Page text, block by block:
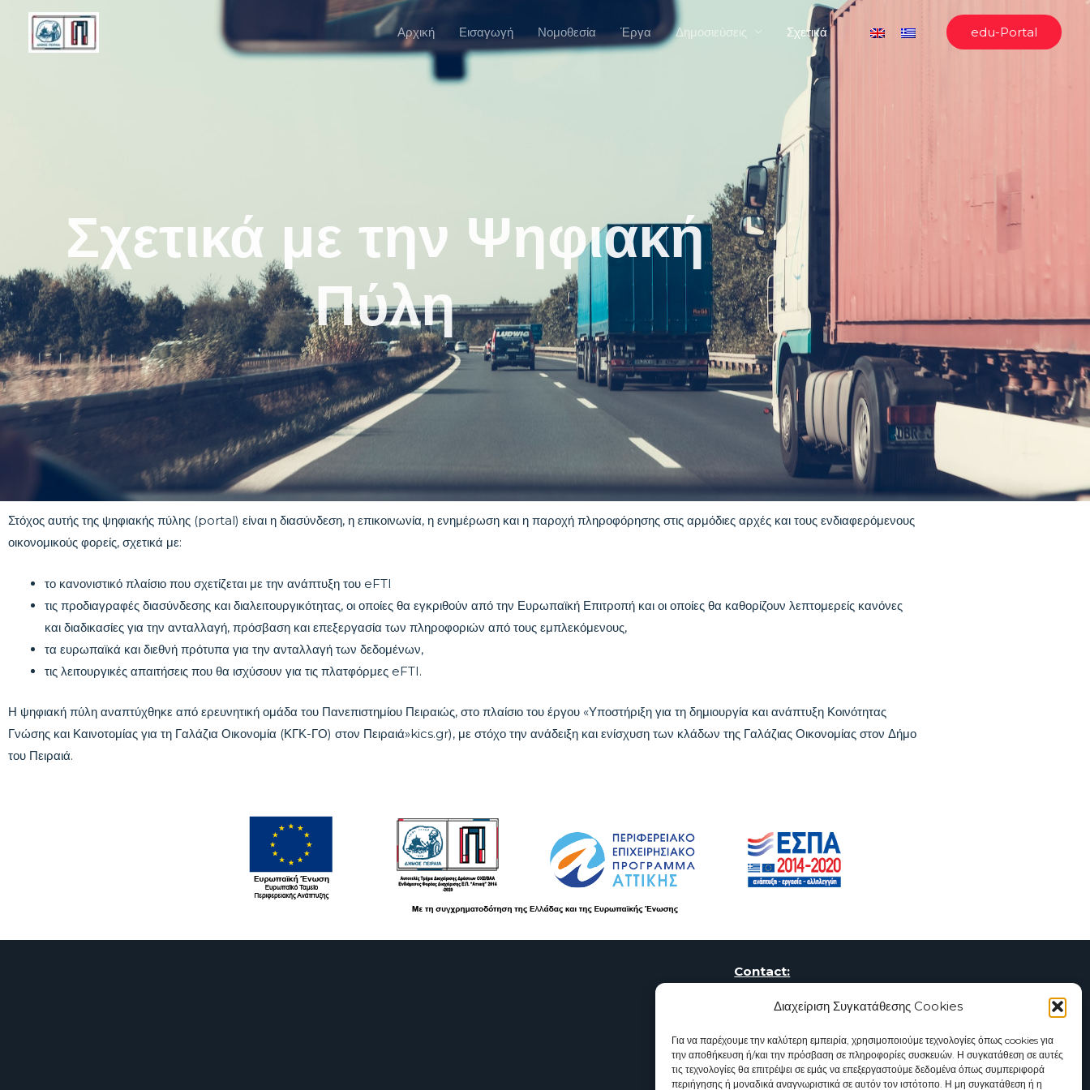
Διαχείριση Συγκατάθεσης Cookies
Για να παρέχουμε την καλύτερη εμπειρία, χρησιμοποιούμε τεχνολογίες όπως cookies για
την αποθήκευση ή/και την πρόσβαση σε πληροφορίες συσκευών. Η συγκατάθεση σε αυτές
τις τεχνολογίες θα επιτρέψει σε εμάς να επεξεργαστούμε δεδομένα όπως συμπεριφορά
περιήγησης ή μοναδικά αναγνωριστικά σε αυτόν τον ιστότοπο. Η μη συγκατάθεση ή η
Αρχική Εισαγωγή Νομοθεσία Έργα Δημοσιεύσεις Σχετικά edu-Portal
Σχετικά με την Ψηφιακή
Πύλη
Στόχος αυτής της ψηφιακής πύλης (portal) είναι η διασύνδεση, η επικοινωνία, η ενημέρωση και η παροχή πληροφόρησης στις αρμόδιες αρχές και τους ενδιαφερόμενους
οικονομικούς φορείς, σχετικά με:
το κανονιστικό πλαίσιο που σχετίζεται με την ανάπτυξη του eFTI
τις προδιαγραφές διασύνδεσης και διαλειτουργικότητας, οι οποίες θα εγκριθούν από την Ευρωπαϊκή Επιτροπή και οι οποίες θα καθορίζουν λεπτομερείς κανόνες
και διαδικασίες για την ανταλλαγή, πρόσβαση και επεξεργασία των πληροφοριών από τους εμπλεκόμενους,
τα ευρωπαϊκά και διεθνή πρότυπα για την ανταλλαγή των δεδομένων,
τις λειτουργικές απαιτήσεις που θα ισχύσουν για τις πλατφόρμες eFTI.
Η ψηφιακή πύλη αναπτύχθηκε από ερευνητική ομάδα του Πανεπιστημίου Πειραιώς, στο πλαίσιο του έργου «Υποστήριξη για τη δημιουργία και ανάπτυξη Κοινότητας
Γνώσης και Καινοτομίας για τη Γαλάζια Οικονομία (ΚΓΚ-ΓΟ) στον Πειραιά»kics.gr), με στόχο την ανάδειξη και ενίσχυση των κλάδων της Γαλάζιας Οικονομίας στον Δήμο
του Πειραιά.
Contact:
Piraeus Municipality
107 Deligiorgi & Tsamadou Str.
18534, Piraeus
Tel.2104142490